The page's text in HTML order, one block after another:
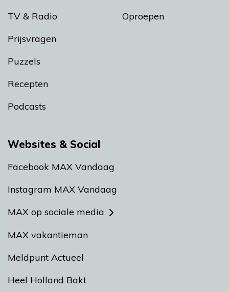
TV & Radio
Prijsvragen
Puzzels
Recepten
Podcasts
Oproepen
Websites & Social
Facebook MAX Vandaag
Instagram MAX Vandaag
MAX op sociale media
MAX vakantieman
Meldpunt Actueel
Heel Holland Bakt